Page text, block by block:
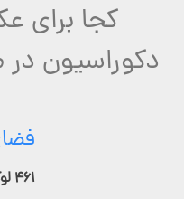
کجا برای
دکوراسیون
۴۶۱ لوکیشن عکاسی فعال